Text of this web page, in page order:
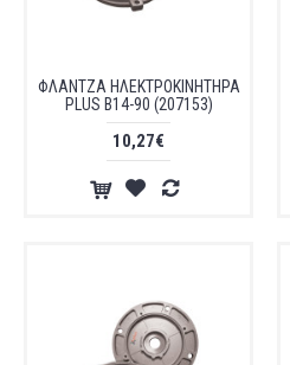
ΦΛΑΝΤΖΑ ΗΛΕΚΤΡΟΚΙΝΗΤΗΡΑ
PLUS B14-90 (207153)
10,27€